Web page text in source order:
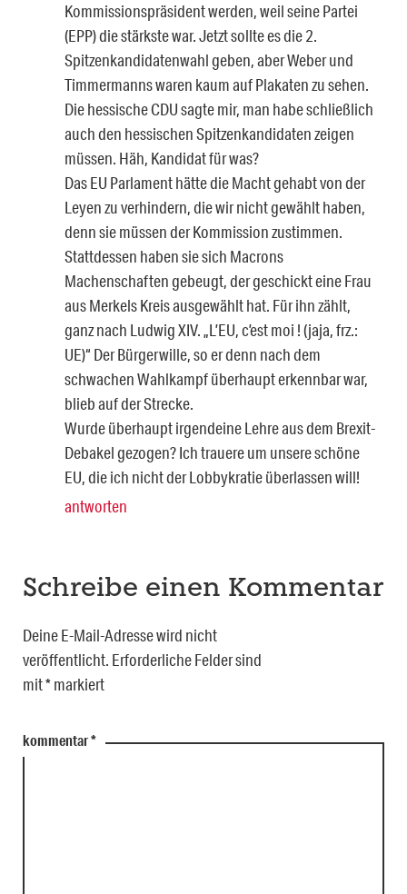
Kommissionspräsident werden, weil seine Partei
(EPP) die stärkste war. Jetzt sollte es die 2.
Spitzenkandidatenwahl geben, aber Weber und
Timmermanns waren kaum auf Plakaten zu sehen.
Die hessische CDU sagte mir, man habe schließlich
auch den hessischen Spitzenkandidaten zeigen
müssen. Häh, Kandidat für was?
Das EU Parlament hätte die Macht gehabt von der
Leyen zu verhindern, die wir nicht gewählt haben,
denn sie müssen der Kommission zustimmen.
Stattdessen haben sie sich Macrons
Machenschaften gebeugt, der geschickt eine Frau
aus Merkels Kreis ausgewählt hat. Für ihn zählt,
ganz nach Ludwig XIV. „L’EU, c’est moi ! (jaja, frz.:
UE)“ Der Bürgerwille, so er denn nach dem
schwachen Wahlkampf überhaupt erkennbar war,
blieb auf der Strecke.
Wurde überhaupt irgendeine Lehre aus dem Brexit-
Debakel gezogen? Ich trauere um unsere schöne
EU, die ich nicht der Lobbykratie überlassen will!
antworten
Schreibe einen Kommentar
Deine E-Mail-Adresse wird nicht
veröffentlicht. Erforderliche Felder sind
mit*markiert
kommentar*